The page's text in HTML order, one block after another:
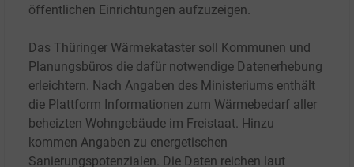
öffentlichen Einrichtungen aufzuzeigen.
Das Thüringer Wärmekataster soll Kommunen und
Planungsbüros die dafür notwendige Datenerhebung
erleichtern. Nach Angaben des Ministeriums enthält
die Plattform Informationen zum Wärmebedarf aller
beheizten Wohngebäude im Freistaat. Hinzu
kommen Angaben zu energetischen
Sanierungspotenzialen. Die Daten reichen laut